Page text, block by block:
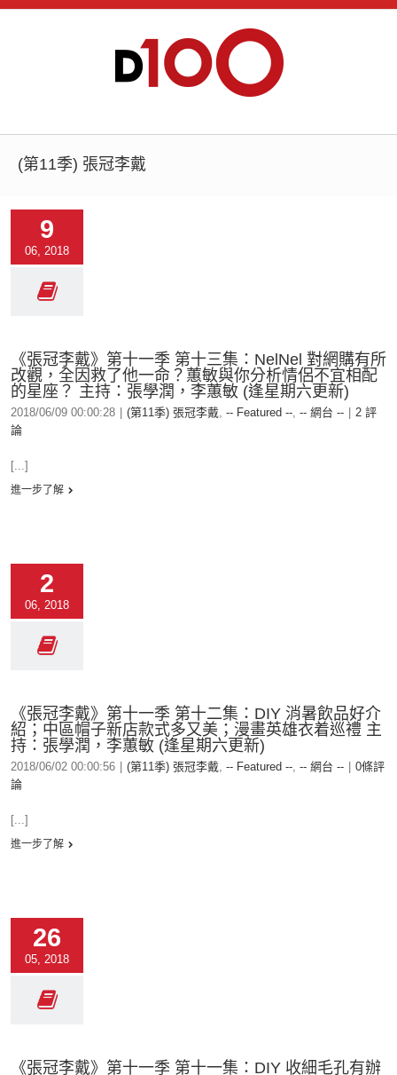
(第11季) 張冠李戴
9
06, 2018
《張冠李戴》第十一季 第十三集：NelNel 對網購有所
改觀，全因救了他一命？蕙敏與你分析情侶不宜相配
的星座？ 主持：張學潤，李蕙敏 (逢星期六更新)
2018/06/09 00:00:28 (第11季) 張冠李戴, -- Featured --, -- 網台 --
2 評
論
[...]
進一步了解
2
06, 2018
《張冠李戴》第十一季 第十二集：DIY 消暑飲品好介
紹；中區帽子新店款式多又美；漫畫英雄衣着巡禮 主
持：張學潤，李蕙敏 (逢星期六更新)
2018/06/02 00:00:56 (第11季) 張冠李戴, -- Featured --, -- 網台 --
0條評
論
[...]
進一步了解
26
05, 2018
《張冠李戴》第十一季 第十一集：DIY 收細毛孔有辦